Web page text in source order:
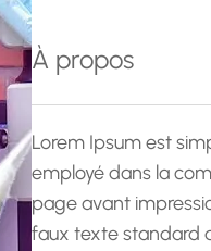
e
r
c
h
e
À propos
Lorem Ipsum est
employé dans la
page avant
faux texte standard